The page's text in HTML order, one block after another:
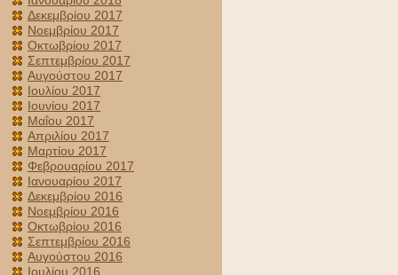
Δεκεμβρίου 2017
Νοεμβρίου 2017
Οκτωβρίου 2017
Σεπτεμβρίου 2017
Αυγούστου 2017
Ιουλίου 2017
Ιουνίου 2017
Μαΐου 2017
Απριλίου 2017
Μαρτίου 2017
Φεβρουαρίου 2017
Ιανουαρίου 2017
Δεκεμβρίου 2016
Νοεμβρίου 2016
Οκτωβρίου 2016
Σεπτεμβρίου 2016
Αυγούστου 2016
Ιουλίου 2016